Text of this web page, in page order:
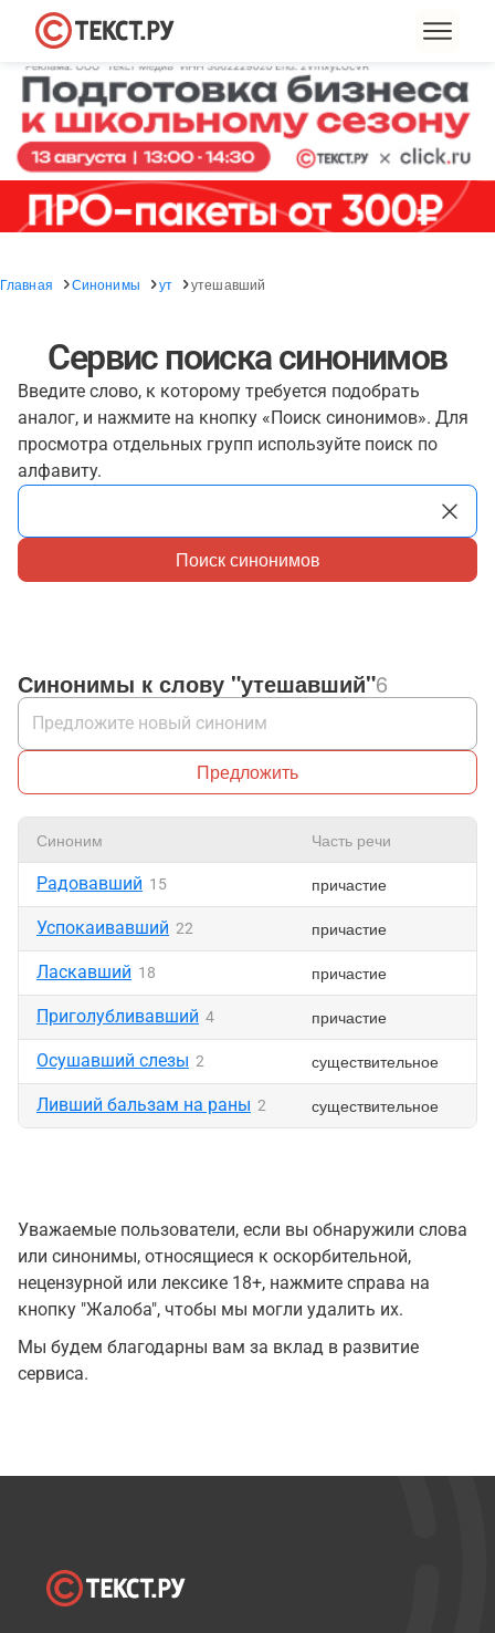
Главная Синонимы ут утешавший
Сервис поиска синонимов
Введите слово, к которому требуется подобрать
аналог, и нажмите на кнопку «Поиск синонимов». Для
просмотра отдельных групп используйте поиск по
алфавиту.
Поиск синонимов
Синонимы к слову "утешавший"6
Предложить
Синоним Часть речи
Радовавший 15 причастие
Успокаивавший 22 причастие
Ласкавший 18 причастие
Приголубливавший 4 причастие
Осушавший слезы 2 существительное
Ливший бальзам на раны 2 существительное
Уважаемые пользователи, если вы обнаружили слова
или синонимы, относящиеся к оскорбительной,
нецензурной или лексике 18+, нажмите справа на
кнопку "Жалоба", чтобы мы могли удалить их.
Мы будем благодарны вам за вклад в развитие
сервиса.